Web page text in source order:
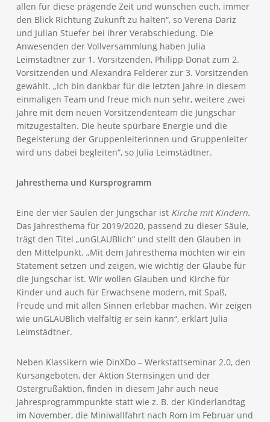
allen für diese prägende Zeit und wünschen euch, immer
den Blick Richtung Zukunft zu halten“, so Verena Dariz
und Julian Stuefer bei ihrer Verabschiedung. Die
Anwesenden der Vollversammlung haben Julia
Leimstädtner zur 1. Vorsitzenden, Philipp Donat zum 2.
Vorsitzenden und Alexandra Felderer zur 3. Vorsitzenden
gewählt. „Ich bin dankbar für die letzten Jahre in diesem
einmaligen Team und freue mich nun sehr, weitere zwei
Jahre mit dem neuen Vorsitzendenteam die Jungschar
mitzugestalten. Die heute spürbare Energie und die
Begeisterung der Gruppenleiterinnen und Gruppenleiter
wird uns dabei begleiten“, so Julia Leimstädtner.
Jahresthema und Kursprogramm
Eine der vier Säulen der Jungschar ist Kirche mit Kindern.
Das Jahresthema für 2019/2020, passend zu dieser Säule,
trägt den Titel „unGLAUBlich“ und stellt den Glauben in
den Mittelpunkt. „Mit dem Jahresthema möchten wir ein
Statement setzen und zeigen, wie wichtig der Glaube für
die Jungschar ist. Wir wollen Glauben und Kirche für
Kinder und auch für Erwachsene modern, mit Spaß,
Freude und mit allen Sinnen erlebbar machen. Wir zeigen
wie unGLAUBlich vielfältig er sein kann“, erklärt Julia
Leimstädtner.
Neben Klassikern wie DinXDo – Werkstattseminar 2.0, den
Kursangeboten, der Aktion Sternsingen und der
Ostergrußaktion, finden in diesem Jahr auch neue
Jahresprogrammpunkte statt wie z. B. der Kinderlandtag
im November, die Miniwallfahrt nach Rom im Februar und